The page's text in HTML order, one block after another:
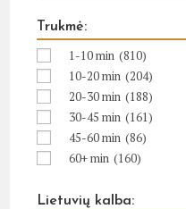
Trukmė:
1-10 min (810)
10-20 min (204)
20-30 min (188)
30-45 min (161)
45-60 min (86)
60+ min (160)
Lietuvių kalba: